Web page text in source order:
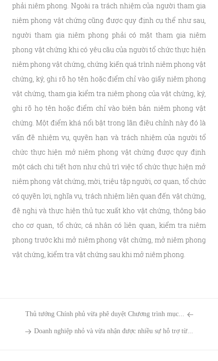
phải niêm phong. Ngoài ra trách nhiệm của người tham gia
niêm phong vật chứng cũng được quy định cụ thể như sau,
người tham gia niêm phong phải có mặt tham gia niêm
phong vật chứng khi có yêu cầu của người tổ chức thực hiện
niêm phong vật chứng, chứng kiến quá trình niêm phong vật
chứng, ký, ghi rõ họ tên hoặc điểm chỉ vào giấy niêm phong
vật chứng, tham gia kiểm tra niêm phong của vật chứng, ký,
ghi rõ họ tên hoặc điểm chỉ vào biên bản niêm phong vật
chứng. Một điểm khá nổi bật trong lần điều chỉnh này đó là
vấn đề nhiệm vụ, quyền hạn và trách nhiệm của người tổ
chức thực hiện mở niêm phong vật chứng được quy định
một cách chi tiết hơn như chủ trì việc tổ chức thực hiện mở
niêm phong vật chứng, mời, triệu tập người, cơ quan, tổ chức
có quyền lợi, nghĩa vụ, trách nhiệm liên quan đến vật chứng,
đề nghị và thực hiện thủ tục xuất kho vật chứng, thông báo
cho cơ quan, tổ chức, cá nhân có liên quan, kiểm tra niêm
phong trước khi mở niêm phong vật chứng, mở niêm phong
vật chứng, kiểm tra vật chứng sau khi mở niêm phong.
Thủ tướng Chính phủ vừa phê duyệt Chương trình mục...
Doanh nghiệp nhỏ và vừa nhận được nhiều sự hỗ trợ từ...